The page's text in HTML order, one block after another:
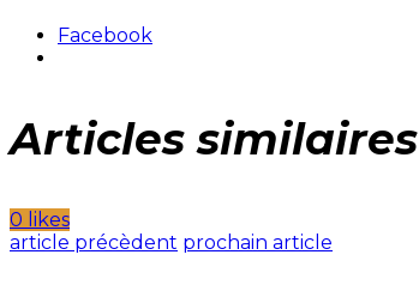
Facebook
Articles similaires
0 likes
article précèdent prochain article